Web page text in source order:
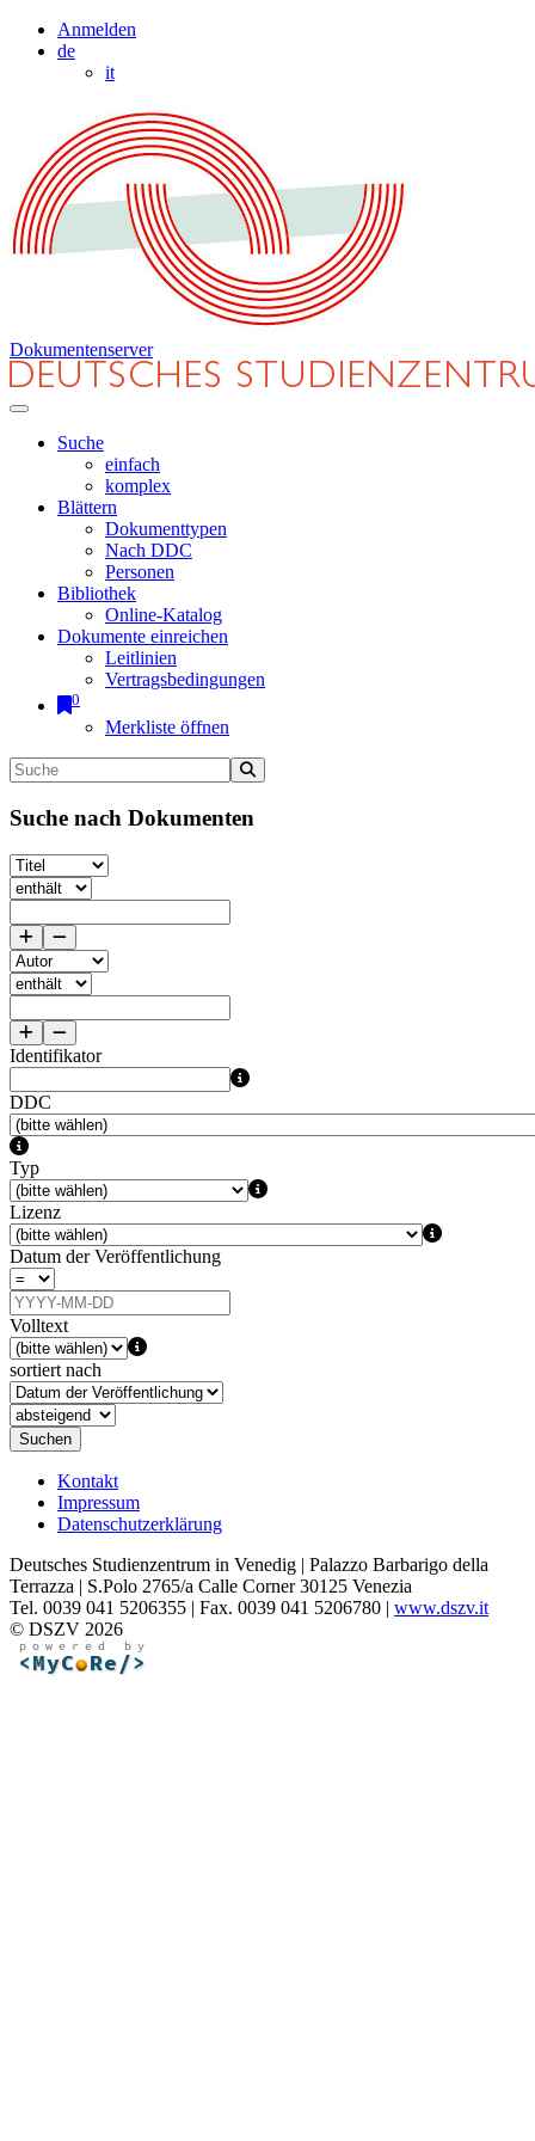
Anmelden
de
it
Dokumentenserver
Suche
einfach
komplex
Blättern
Dokumenttypen
Nach DDC
Personen
Bibliothek
Online-Katalog
Dokumente einreichen
Leitlinien
Vertragsbedingungen
0
Merkliste öffnen
Suche nach Dokumenten
Identifikator
DDC
Typ
Lizenz
Datum der Veröffentlichung
Volltext
sortiert nach
Suchen
Kontakt
Impressum
Datenschutzerklärung
Deutsches Studienzentrum in Venedig | Palazzo Barbarigo della
Terrazza | S.Polo 2765/a Calle Corner 30125 Venezia
Tel. 0039 041 5206355 | Fax. 0039 041 5206780 | www.dszv.it
© DSZV 2026